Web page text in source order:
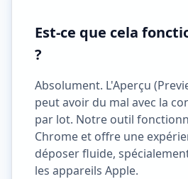
Est-ce que cela
?
Absolument. L'Aperçu
peut avoir du mal avec la
par lot. Notre outil
Chrome et offre une
déposer fluide,
les appareils Apple.